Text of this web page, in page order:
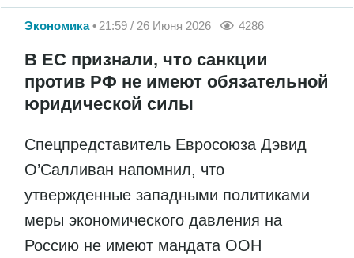
Экономика 21:59 / 26 Июня 2026 4286
В ЕС признали, что санкции
против РФ не имеют обязательной
юридической силы
Спецпредставитель Евросоюза Дэвид
О’Салливан напомнил, что
утвержденные западными политиками
меры экономического давления на
Россию не имеют мандата ООН